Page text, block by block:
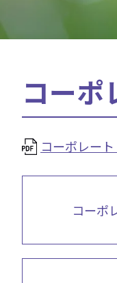
コーポ
コーポレー
コーポ